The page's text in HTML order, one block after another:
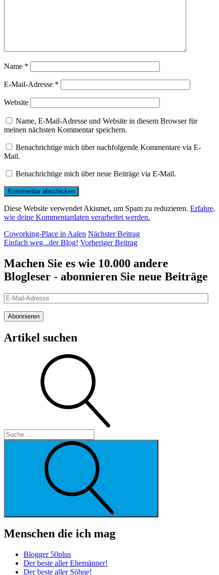
Name *
E-Mail-Adresse *
Website
Name, E-Mail-Adresse und Website in diesem Browser für
meinen nächsten Kommentar speichern.
Benachrichtige mich über nachfolgende Kommentare via E-
Mail.
Benachrichtige mich über neue Beiträge via E-Mail.
Diese Website verwendet Akismet, um Spam zu reduzieren. Erfahre,
wie deine Kommentardaten verarbeitet werden.
Beitragsnavigation
Nächster
Beitrag
Coworking-Place in Aalen Nächster Beitrag
Vorheriger
Einfach weg...der Blog! Vorheriger Beitrag
Machen Sie es wie 10.000 andere
Blogleser - abonnieren Sie neue Beiträge
E-
Mail-
Adresse
Abonnieren
Artikel suchen
Menschen die ich mag
Blogger 50plus
Der beste aller Ehemänner!
Der beste aller Söhne!